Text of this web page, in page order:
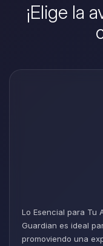
¡Elige la
Lo Esencial para Tu
Guardian es ideal
promoviendo una